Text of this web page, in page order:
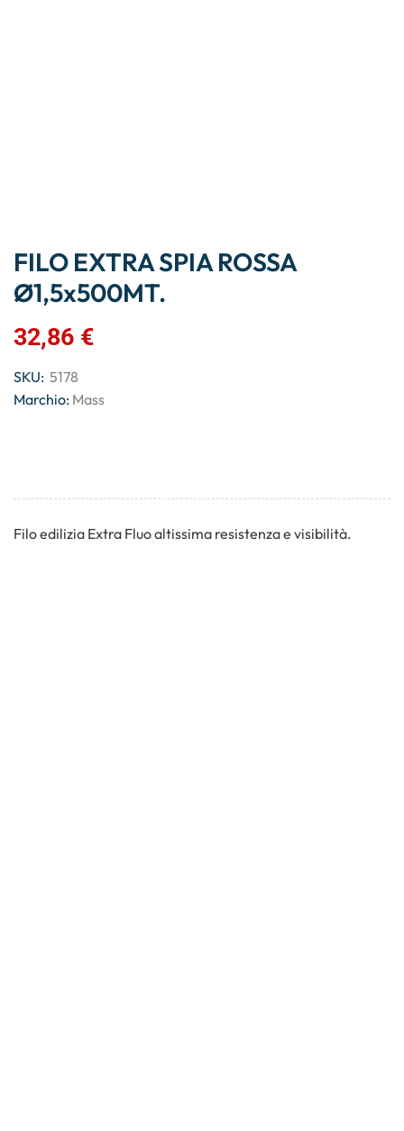
FILO EXTRA SPIA ROSSA
Ø1,5x500MT.
32,86 €
SKU: 5178
Marchio: Mass
Filo edilizia Extra Fluo altissima resistenza e visibilità.